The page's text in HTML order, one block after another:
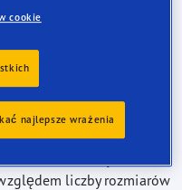
to
Twojego
niezależnych
liczby rozmiarów
cookie
najlepsze wrażenia